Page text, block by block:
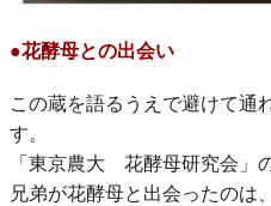
●花酵母との出会い
この蔵を語るうえで避けて通
す。
「東京農大 花酵母研究会」
兄弟が花酵母と出会ったのは